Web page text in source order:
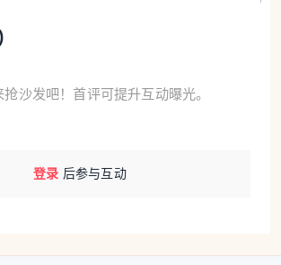
舶制造，正迎来属于自己的黄金时
沙发吧！首评可提升互动曝光。
登录 后参与互动